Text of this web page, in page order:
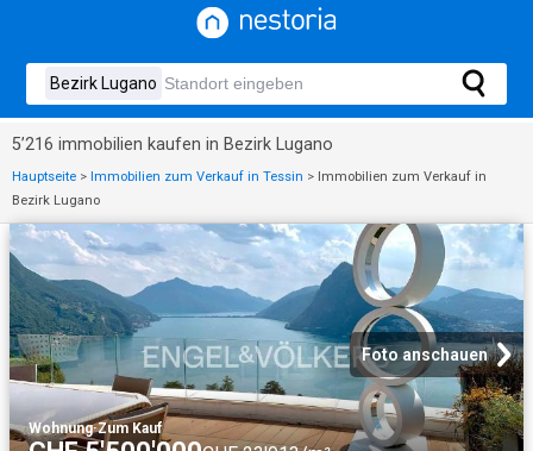
5’216 immobilien kaufen in Bezirk Lugano
Hauptseite > Immobilien zum Verkauf in Tessin > Immobilien zum Verkauf in
Bezirk Lugano
Foto anschauen
Wohnung·Zum Kauf